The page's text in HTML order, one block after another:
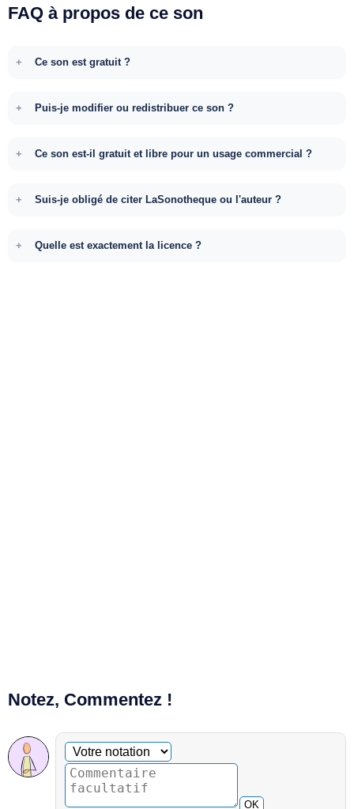
FAQ à propos de ce son
Ce son est gratuit ?
Puis-je modifier ou redistribuer ce son ?
Ce son est-il gratuit et libre pour un usage commercial ?
Suis-je obligé de citer LaSonotheque ou l'auteur ?
Quelle est exactement la licence ?
Notez, Commentez !
Commentaire facultatif
Votre notation
OK